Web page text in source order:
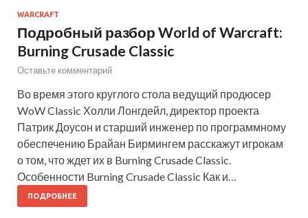
WARCRAFT
Подробный разбор World of Warcraft:
Burning Crusade Classic
Оставьте комментарий
Во время этого круглого стола ведущий продюсер
WoW Classic Холли Лонгдейл, директор проекта
Патрик Доусон и старший инженер по программному
обеспечению Брайан Бирмингем расскажут игрокам
о том, что ждет их в Burning Crusade Classic.
Особенности Burning Crusade Classic Как и…
ПОДРОБНЕЕ